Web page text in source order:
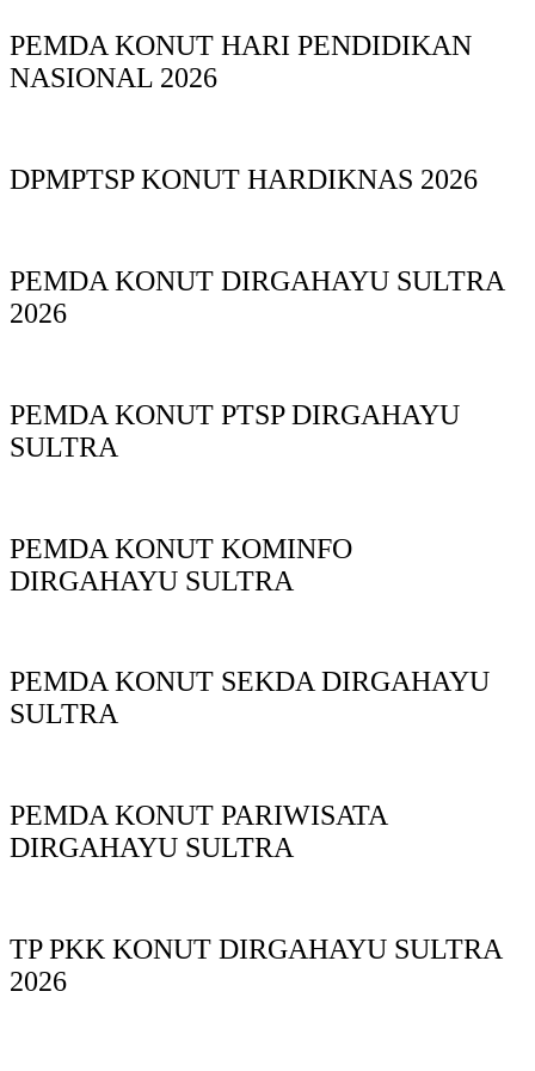
PEMDA KONUT HARI PENDIDIKAN
NASIONAL 2026
DPMPTSP KONUT HARDIKNAS 2026
PEMDA KONUT DIRGAHAYU SULTRA
2026
PEMDA KONUT PTSP DIRGAHAYU
SULTRA
PEMDA KONUT KOMINFO
DIRGAHAYU SULTRA
PEMDA KONUT SEKDA DIRGAHAYU
SULTRA
PEMDA KONUT PARIWISATA
DIRGAHAYU SULTRA
TP PKK KONUT DIRGAHAYU SULTRA
2026